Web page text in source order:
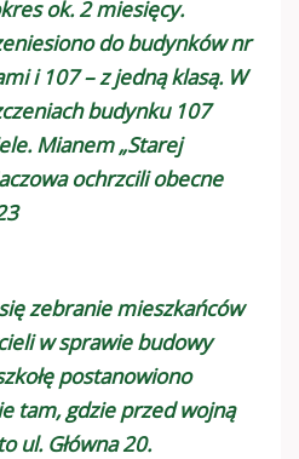
ok. 2 miesięcy.
do budynków nr
i 107 – z jedną klasą. W
budynku 107
Mianem „Starej
ochrzcili obecne
zebranie mieszkańców
w sprawie budowy
postanowiono
tam, gdzie przed wojną
ul. Główna 20.